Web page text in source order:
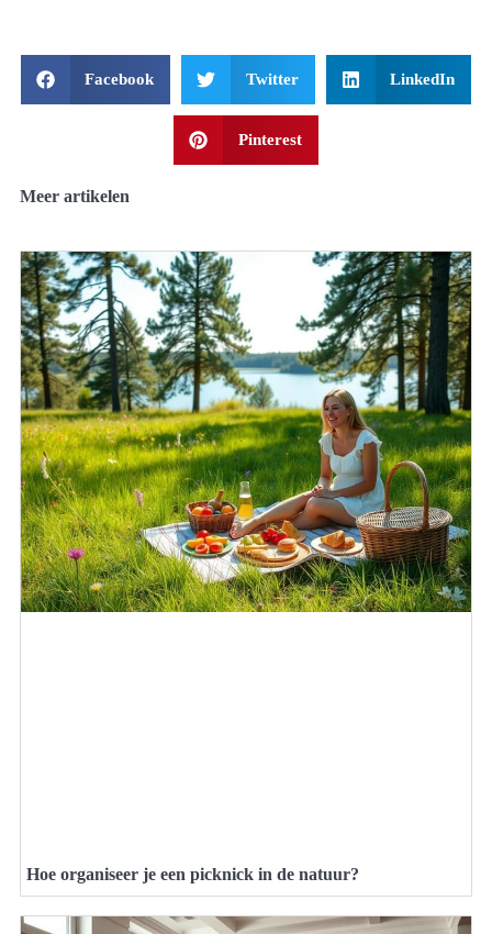
Facebook Twitter LinkedIn
Pinterest
Meer artikelen
Hoe organiseer je een picknick in de natuur?